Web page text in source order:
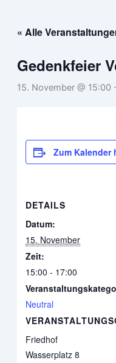
springen
« Alle
Gedenkfeier
15. November @ 15:00
Zum Kalender
DETAILS
Datum:
15. November
Zeit:
15:00 - 17:00
Neutral
Friedhof
Wasserplatz 8